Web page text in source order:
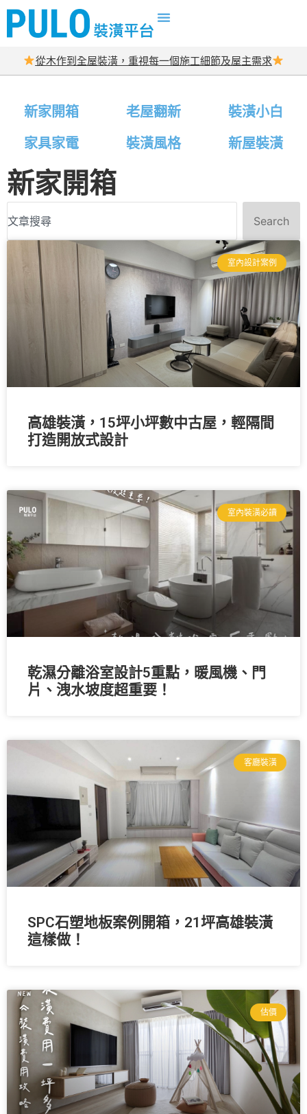
從木作到全屋裝潢，重視每一個施工細節及屋主需求
新家開箱 老屋翻新
裝潢小白
家具家電
裝潢風格 新屋裝潢
新家開箱
Search
室內設計案例
高雄裝潢，15坪小坪數中古屋，輕隔間
打造開放式設計
室內裝潢必讀
乾濕分離浴室設計5重點，暖風機、門
片、洩水坡度超重要！
客廳裝潢
SPC石塑地板案例開箱，21坪高雄裝潢
這樣做！
估價